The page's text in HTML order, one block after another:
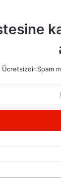
Ücretsizdir.Spam